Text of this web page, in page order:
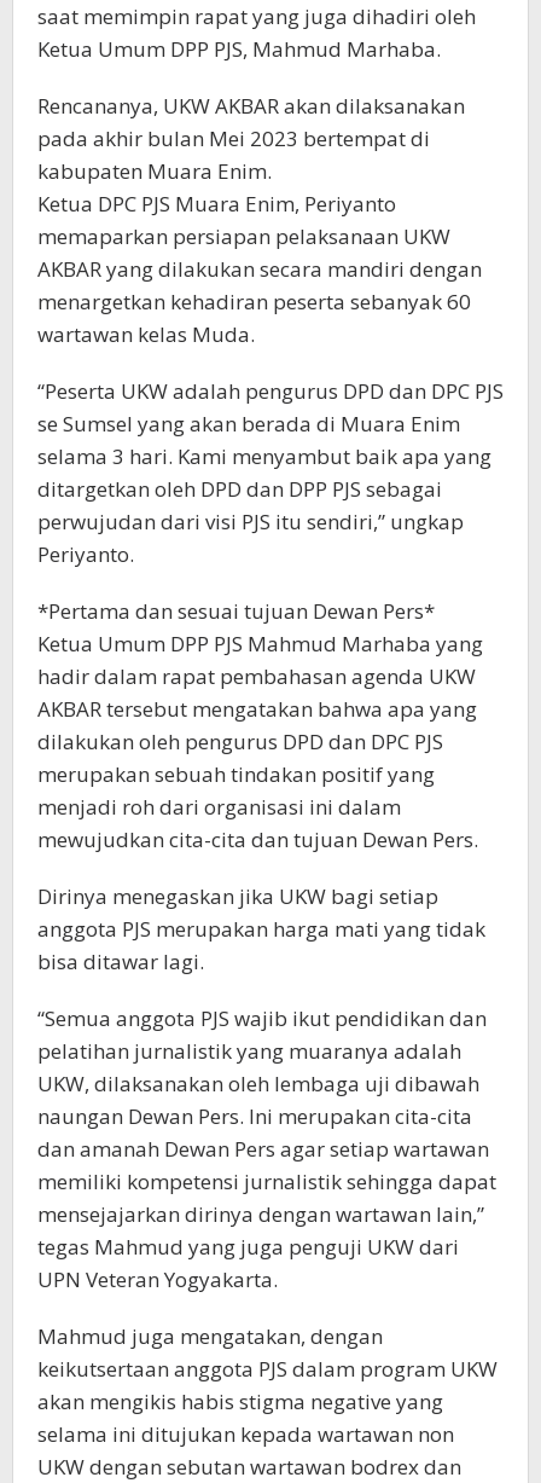
saat memimpin rapat yang juga dihadiri oleh
Ketua Umum DPP PJS, Mahmud Marhaba.
Rencananya, UKW AKBAR akan dilaksanakan
pada akhir bulan Mei 2023 bertempat di
kabupaten Muara Enim.
Ketua DPC PJS Muara Enim, Periyanto
memaparkan persiapan pelaksanaan UKW
AKBAR yang dilakukan secara mandiri dengan
menargetkan kehadiran peserta sebanyak 60
wartawan kelas Muda.
“Peserta UKW adalah pengurus DPD dan DPC PJS
se Sumsel yang akan berada di Muara Enim
selama 3 hari. Kami menyambut baik apa yang
ditargetkan oleh DPD dan DPP PJS sebagai
perwujudan dari visi PJS itu sendiri,” ungkap
Periyanto.
*Pertama dan sesuai tujuan Dewan Pers*
Ketua Umum DPP PJS Mahmud Marhaba yang
hadir dalam rapat pembahasan agenda UKW
AKBAR tersebut mengatakan bahwa apa yang
dilakukan oleh pengurus DPD dan DPC PJS
merupakan sebuah tindakan positif yang
menjadi roh dari organisasi ini dalam
mewujudkan cita-cita dan tujuan Dewan Pers.
Dirinya menegaskan jika UKW bagi setiap
anggota PJS merupakan harga mati yang tidak
bisa ditawar lagi.
“Semua anggota PJS wajib ikut pendidikan dan
pelatihan jurnalistik yang muaranya adalah
UKW, dilaksanakan oleh lembaga uji dibawah
naungan Dewan Pers. Ini merupakan cita-cita
dan amanah Dewan Pers agar setiap wartawan
memiliki kompetensi jurnalistik sehingga dapat
mensejajarkan dirinya dengan wartawan lain,”
tegas Mahmud yang juga penguji UKW dari
UPN Veteran Yogyakarta.
Mahmud juga mengatakan, dengan
keikutsertaan anggota PJS dalam program UKW
akan mengikis habis stigma negative yang
selama ini ditujukan kepada wartawan non
UKW dengan sebutan wartawan bodrex dan